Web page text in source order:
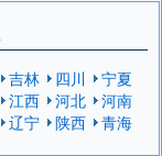
吉林 四川
宁夏
江西 河北
河南
辽宁 陕西
青海